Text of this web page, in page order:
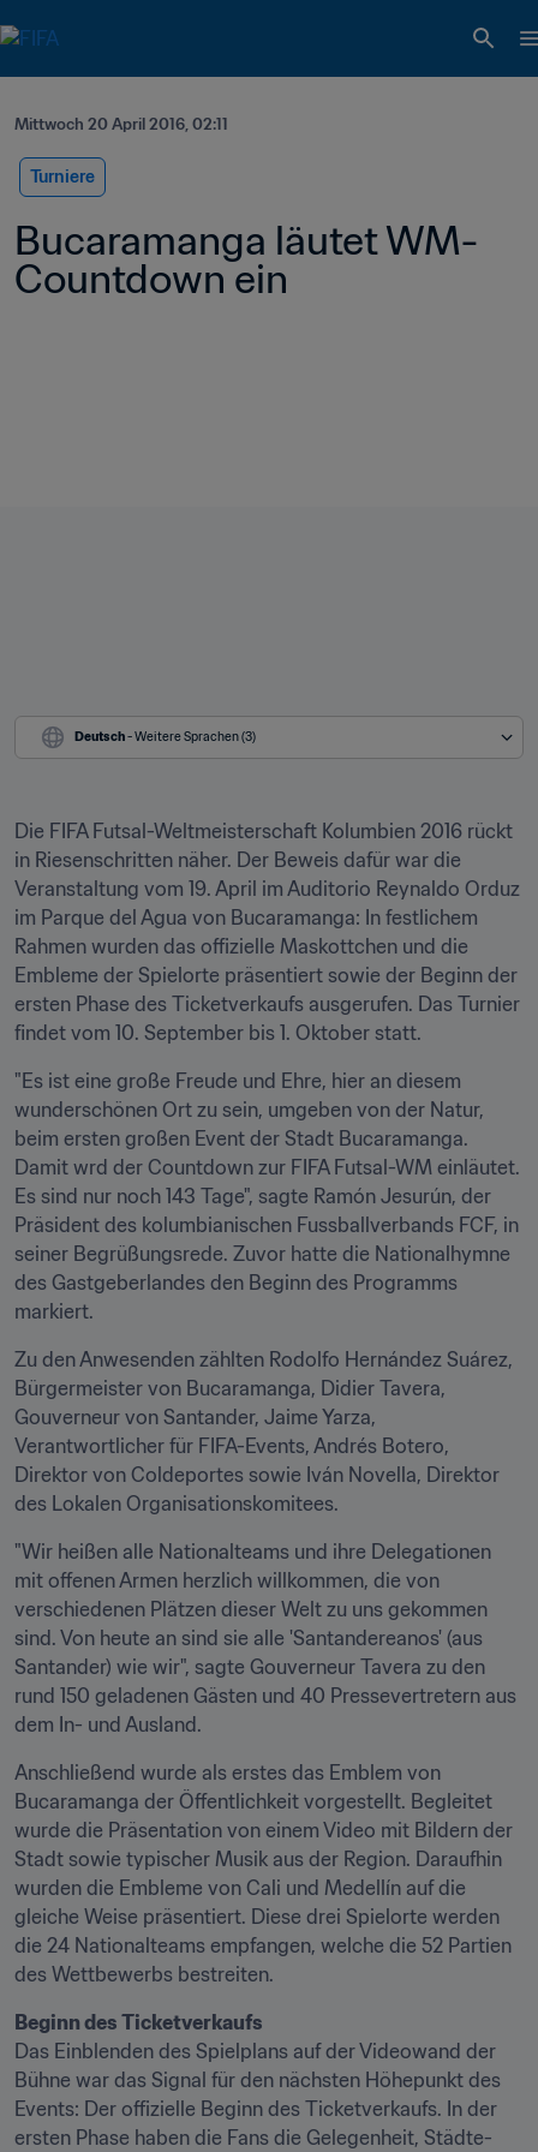
Mittwoch 20 April 2016, 02:11
Turniere
Bucaramanga läutet WM-
Countdown ein
Deutsch - Weitere Sprachen (3)
Die FIFA Futsal-Weltmeisterschaft Kolumbien 2016 rückt
in Riesenschritten näher. Der Beweis dafür war die
Veranstaltung vom 19. April im Auditorio Reynaldo Orduz
im Parque del Agua von Bucaramanga: In festlichem
Rahmen wurden das offizielle Maskottchen und die
Embleme der Spielorte präsentiert sowie der Beginn der
ersten Phase des Ticketverkaufs ausgerufen. Das Turnier
findet vom 10. September bis 1. Oktober statt.
"Es ist eine große Freude und Ehre, hier an diesem
wunderschönen Ort zu sein, umgeben von der Natur,
beim ersten großen Event der Stadt Bucaramanga.
Damit wrd der Countdown zur FIFA Futsal-WM einläutet.
Es sind nur noch 143 Tage", sagte Ramón Jesurún, der
Präsident des kolumbianischen Fussballverbands FCF, in
seiner Begrüßungsrede. Zuvor hatte die Nationalhymne
des Gastgeberlandes den Beginn des Programms
markiert.
Zu den Anwesenden zählten Rodolfo Hernández Suárez,
Bürgermeister von Bucaramanga, Didier Tavera,
Gouverneur von Santander, Jaime Yarza,
Verantwortlicher für FIFA-Events, Andrés Botero,
Direktor von Coldeportes sowie Iván Novella, Direktor
des Lokalen Organisationskomitees.
"Wir heißen alle Nationalteams und ihre Delegationen
mit offenen Armen herzlich willkommen, die von
verschiedenen Plätzen dieser Welt zu uns gekommen
sind. Von heute an sind sie alle 'Santandereanos' (aus
Santander) wie wir", sagte Gouverneur Tavera zu den
rund 150 geladenen Gästen und 40 Pressevertretern aus
dem In- und Ausland.
Anschließend wurde als erstes das Emblem von
Bucaramanga der Öffentlichkeit vorgestellt. Begleitet
wurde die Präsentation von einem Video mit Bildern der
Stadt sowie typischer Musik aus der Region. Daraufhin
wurden die Embleme von Cali und Medellín auf die
gleiche Weise präsentiert. Diese drei Spielorte werden
die 24 Nationalteams empfangen, welche die 52 Partien
des Wettbewerbs bestreiten.
Beginn des Ticketverkaufs
Das Einblenden des Spielplans auf der Videowand der
Bühne war das Signal für den nächsten Höhepunkt des
Events: Der offizielle Beginn des Ticketverkaufs. In der
ersten Phase haben die Fans die Gelegenheit, Städte-